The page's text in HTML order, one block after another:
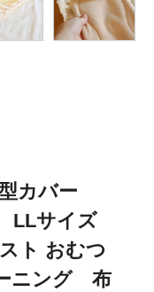
型カバー
LLサイズ
ト おむつ
ニング 布